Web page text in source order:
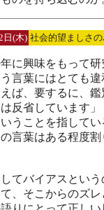
日(木) 社会的望ましさ
に興味をもって
言葉にはとても
ば、要するに、
反省しています
うことを指して
言葉はある程度
てバイアスとい
、そこからのズ